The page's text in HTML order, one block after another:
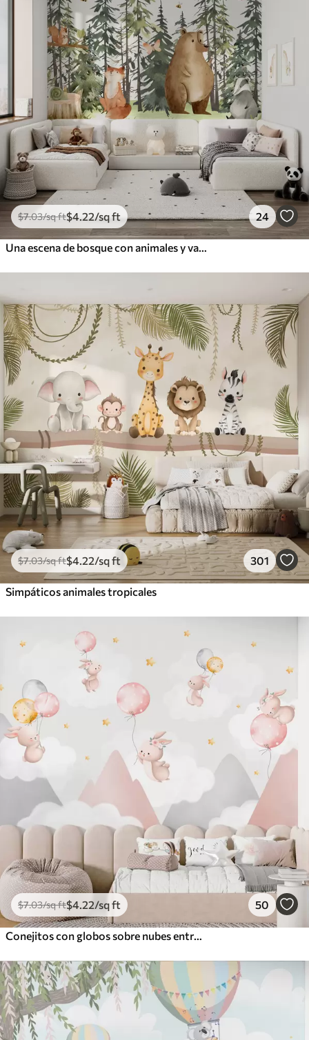
$7.03/sq ft$4.22/sq ft 24
Una escena de bosque con animales y varios pinos al fondo
$7.03/sq ft$4.22/sq ft 301
Simpáticos animales tropicales
$7.03/sq ft$4.22/sq ft 50
Conejitos con globos sobre nubes entre picos montañosos